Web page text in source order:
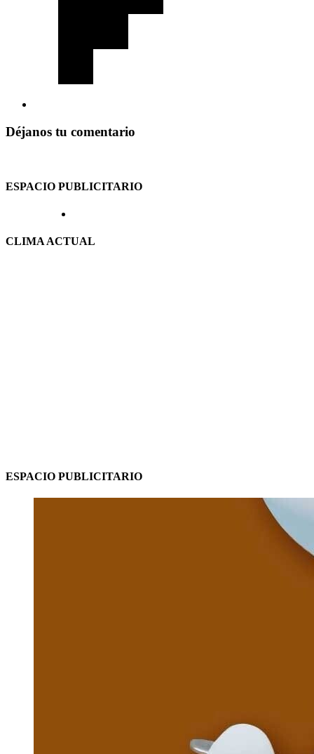
Déjanos tu comentario
ESPACIO PUBLICITARIO
CLIMA ACTUAL
ESPACIO PUBLICITARIO